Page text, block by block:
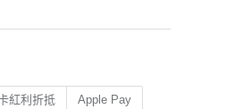
紅利折抵 Apple Pay